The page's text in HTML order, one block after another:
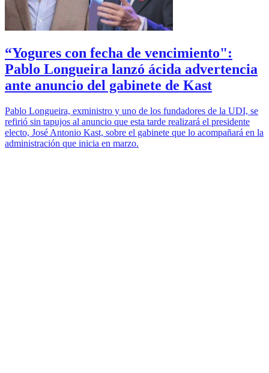
“Yogures con fecha de vencimiento":
Pablo Longueira lanzó ácida advertencia
ante anuncio del gabinete de Kast
Pablo Longueira, exministro y uno de los fundadores de la UDI, se
refirió sin tapujos al anuncio que esta tarde realizará el presidente
electo, José Antonio Kast, sobre el gabinete que lo acompañará en la
administración que inicia en marzo.